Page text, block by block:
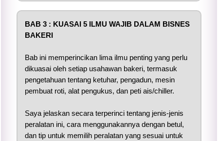
BAB 3 : KUASAI 5 ILMU WAJIB DALAM BISNES
BAKERI
Bab ini memperincikan lima ilmu penting yang perlu
dikuasai oleh setiap usahawan bakeri, termasuk
pengetahuan tentang ketuhar, pengadun, mesin
pembuat roti, alat pengukus, dan peti ais/chiller.
Saya jelaskan secara terperinci tentang jenis-jenis
peralatan ini, cara menggunakannya dengan betul,
dan tip untuk memilih peralatan yang sesuai untuk